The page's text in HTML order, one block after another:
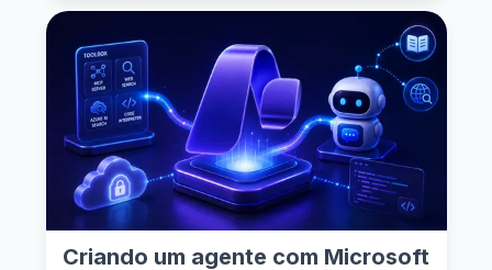
Criando um agente com Microsoft